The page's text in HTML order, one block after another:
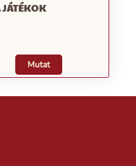
Mutat